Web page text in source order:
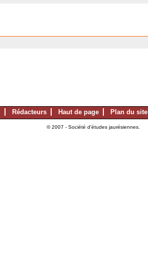
Rédacteurs Haut de page Plan du site
© 2007 - Société d'études jaurésiennes.